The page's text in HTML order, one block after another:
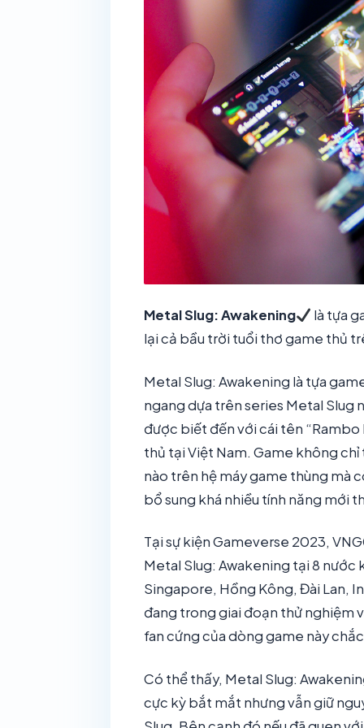
Metal Slug: Awakening
là tựa
lại cả bầu trời tuổi thơ game thủ
Metal Slug: Awakening là tựa
ngang dựa trên series Metal Slug
được biết đến với cái tên
thủ tại Việt Nam. Game không
nào trên hệ máy game thùng mà
bổ sung khá nhiều tính năng mới
Tại sự kiện Gameverse 2023,
Metal Slug: Awakening tại 8 nước
Singapore, Hồng Kông, Đài Lan,
đang trong giai đoạn thử nghiệm
fan cứng của dòng game này
Có thể thấy, Metal Slug:
cực kỳ bắt mắt nhưng vẫn giữ